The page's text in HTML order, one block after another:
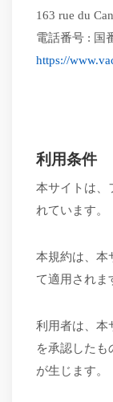
163 rue du
電話番号 : 国
https://
利用条件
本サイトは、
れています。
本規約は、本
て適用されま
利用者は、本
を承認したも
が生じます。